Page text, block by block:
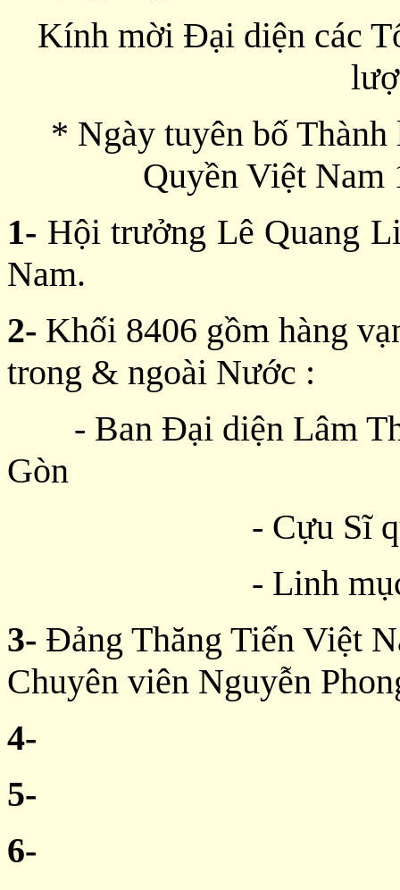
Kính mời Đại diện các
* Ngày tuyên bố
Quyền Việt Nam
1- Hội trưởng Lê Quang
Nam.
2- Khối 8406 gồm hàng
trong & ngoài Nước :
- Ban Đại diện Lâm
Gòn
- Cựu Sĩ
- Linh
3- Đảng Thăng Tiến Việt
Chuyên viên Nguyễn
4-
5-
6-